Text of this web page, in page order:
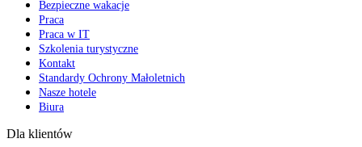
Bezpieczne wakacje
Praca
Praca w IT
Szkolenia turystyczne
Kontakt
Standardy Ochrony Małoletnich
Nasze hotele
Biura
Dla klientów